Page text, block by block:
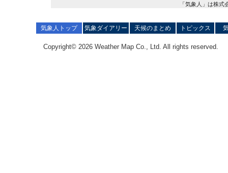
「気象人」は株
気象人トップ 気象ダイアリー 天候のまとめ トピックス
Copyright© 2026 Weather Map Co., Ltd. All rights reserved.